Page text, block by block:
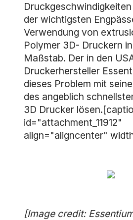
der wichtigsten
Verwendung von
Polymer 3D- Druckern
Maßstab. Der in den
Druckerhersteller
dieses Problem mit
des angeblich
3D Drucker
id="attachment_11912"
align="aligncenter"
[Image credit: